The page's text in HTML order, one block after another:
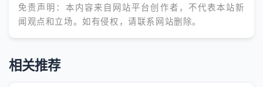
免责声明：本内容来自网站平台创作者，不代表本站新
闻观点和立场。如有侵权，请联系网站删除。
相关推荐